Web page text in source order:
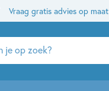
Vraag gratis advies op maat